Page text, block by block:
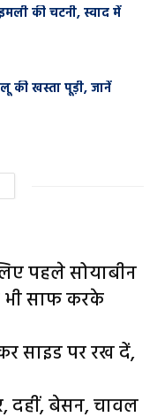
की चटनी, स्वाद में
की खस्ता पूड़ी, जानें
पहले सोयाबीन
साफ करके
साइड पर रख दें,
दहीं, बेसन, चावल